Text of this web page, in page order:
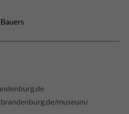
museum/